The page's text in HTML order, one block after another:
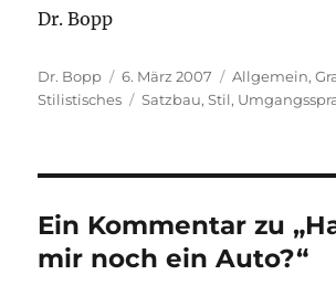
Dr. Bopp
Autor
Dr. Bopp
Veröffentlicht
am
6. März 2007 Kategorien
Allgemein,
Stilistisches
Schlagwörter
Satzbau,Stil,
Ein Kommentar zu
mir noch ein Auto?“